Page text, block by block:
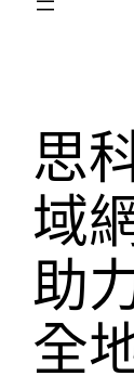
思
域
助
全